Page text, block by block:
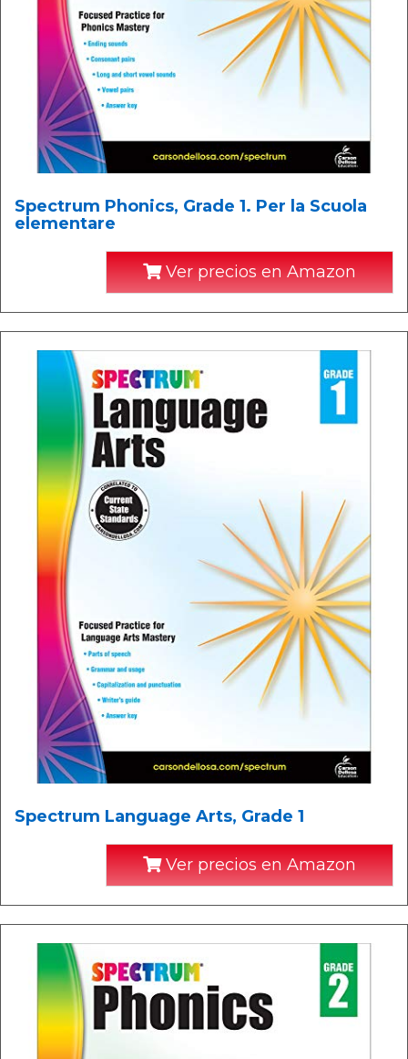
Spectrum Phonics, Grade 1. Per la Scuola
elementare
Ver precios en Amazon
Spectrum Language Arts, Grade 1
Ver precios en Amazon